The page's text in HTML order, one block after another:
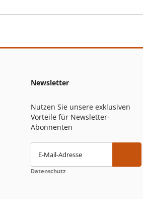
Newsletter
Nutzen Sie unsere exklusiven
Vorteile für Newsletter-
Abonnenten
E-Mail-Adresse
Datenschutz